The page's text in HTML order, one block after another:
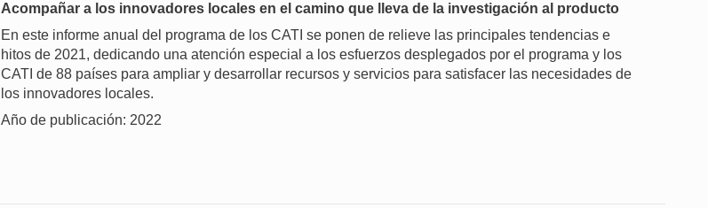
Acompañar a los innovadores locales en el camino que lleva de la investigación al producto
En este informe anual del programa de los CATI se ponen de relieve las principales tendencias e
hitos de 2021, dedicando una atención especial a los esfuerzos desplegados por el programa y los
CATI de 88 países para ampliar y desarrollar recursos y servicios para satisfacer las necesidades de
los innovadores locales.
Año de publicación: 2022